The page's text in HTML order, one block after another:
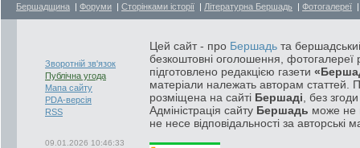
Бершадщина | Форуми | Сторінками історії | Літературна Бершадь | Фотогалереї
Зворотній зв'язок
Публічна угода
Мапа сайту
PDA-версія
RSS
09.01.2026 10:46:33
Цей сайт - про Бершадь та
безкоштовні оголошення, фотогалереї
підготовлено редакцією газети
матеріали належать авторам статтей.
розміщена на сайті Бершаді , без
Адміністрація сайту Бершадь може не
не несе відповідальності за авторські